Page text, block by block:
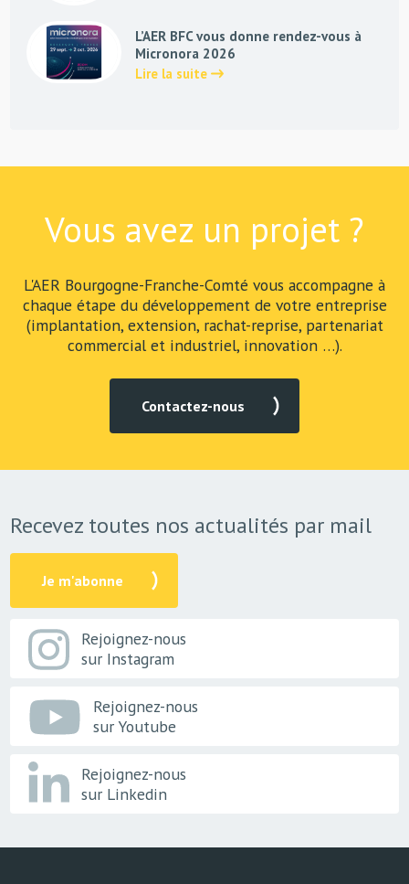
L’AER BFC vous donne rendez-vous à
Micronora 2026
Lire la suite
Vous avez un projet ?
L'AER Bourgogne-Franche-Comté vous accompagne à
chaque étape du développement de votre entreprise
(implantation, extension, rachat-reprise, partenariat
commercial et industriel, innovation …).
Contactez-nous
Recevez toutes nos actualités par mail
Je m'abonne
Rejoignez-nous
sur Instagram
Rejoignez-nous
sur Youtube
Rejoignez-nous
sur Linkedin